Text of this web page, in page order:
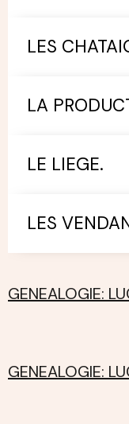
LES
LA
LE LIEGE.
LES
GENEALOGIE:
GENEALOGIE: